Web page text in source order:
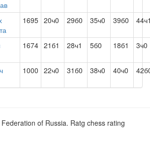
1695 20ч0 29б0 35ч0 39б0
1674 21б1 28ч1 5б0 18б1 3ч0
1000 22ч0 31б0 38ч0 40ч0
of Russia. Ratg chess rating